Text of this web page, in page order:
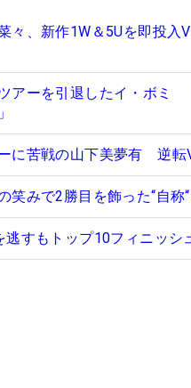
々、新作1W＆5Uを即投入
アーを引退したイ・ボミ
に苦戦の山下美夢有 逆転
笑みで2勝目を飾った“自
逃すもトップ10フィニッ